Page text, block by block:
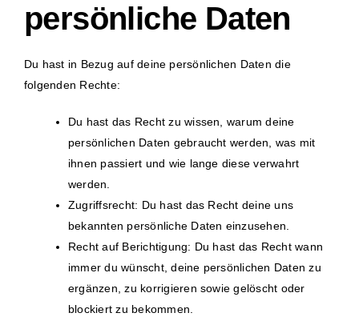
persönliche Daten
Du hast in Bezug auf deine persönlichen Daten die
folgenden Rechte:
Du hast das Recht zu wissen, warum deine
persönlichen Daten gebraucht werden, was mit
ihnen passiert und wie lange diese verwahrt
werden.
Zugriffsrecht: Du hast das Recht deine uns
bekannten persönliche Daten einzusehen.
Recht auf Berichtigung: Du hast das Recht wann
immer du wünscht, deine persönlichen Daten zu
ergänzen, zu korrigieren sowie gelöscht oder
blockiert zu bekommen.